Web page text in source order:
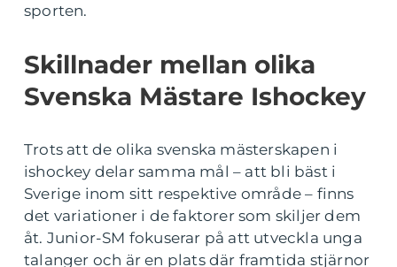
sporten.
Skillnader mellan olika
Svenska Mästare Ishockey
Trots att de olika svenska mästerskapen i
ishockey delar samma mål – att bli bäst i
Sverige inom sitt respektive område – finns
det variationer i de faktorer som skiljer dem
åt. Junior-SM fokuserar på att utveckla unga
talanger och är en plats där framtida stjärnor